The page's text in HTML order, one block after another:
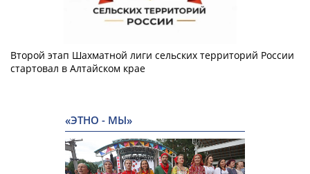
Второй этап Шахматной лиги сельских территорий России
стартовал в Алтайском крае
«ЭТНО - МЫ»